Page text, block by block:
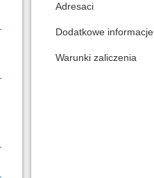
Adresaci
Dodatkowe informacje
Warunki zaliczenia